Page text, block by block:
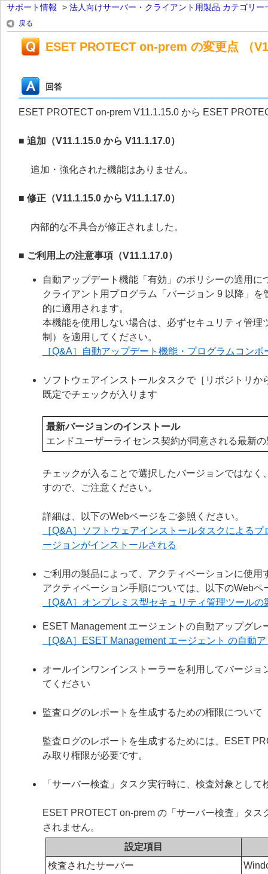
サポート情報 > 法人向けサーバー・クライアント用製品 カテゴリー
戻る
ESET PROTECT on-prem の変更点 （
回答
ESET PROTECT on-prem V11.1.15.0 から ESET
■ 追加（V11.1.15.0 から V11.1.17.0）
追加・強化された機能はありません。
■ 修正（V11.1.15.0 から V11.1.17.0）
内部的な不具合が修正されました。
■ ご利用上の注意事項（V11.1.17.0）
自動アップデート機能「有効」のポリシーの適用に
クライアント用プログラム「バージョン 9 以降」
的に適用されます。
本機能を使用しない場合は、必ずセキュリティ管
制）を適用してください。
［Q&A］自動アップデート機能・プログラムコン
ソフトウェアインストールタスクで［リポジトリ
既定でチェックが入ります
最新バージョンのインストール
エンドユーザーライセンス契約が同意される最新
チェックが入ることで選択したバージョンではな
すので、ご注意ください。
詳細は、以下のWebページをご参照ください。
［Q&A］ソフトウェアインストールタスクによる
ージョンがインストールされる
ご利用の製品によって、アクティベーションに使
アクティベーション手順については、以下のWebペ
［Q&A］オンプレミス型セキュリティ管理ツール
ESET Management エージェントの自動アップグ
［Q&A］ESET Management エージェント の自動
オールインワンインストーラーを利用してバージ
てください
監査ログのレポートを生成するための権限について
監査ログのレポートを生成するためには、ESET
み取り権限が必要です。
「サーバー検査」タスク実行時に、検査対象とし
ESET PROTECT on-prem の「サーバー検査」タ
されません。
設定項目
検査されたサーバー